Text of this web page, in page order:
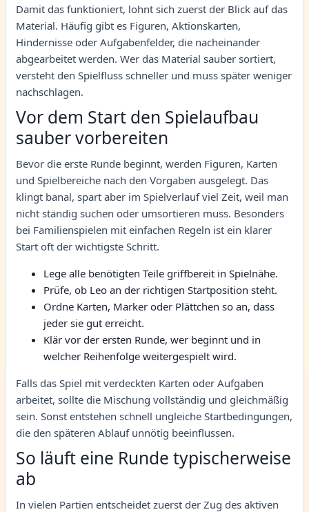
Damit das funktioniert, lohnt sich zuerst der Blick auf das
Material. Häufig gibt es Figuren, Aktionskarten,
Hindernisse oder Aufgabenfelder, die nacheinander
abgearbeitet werden. Wer das Material sauber sortiert,
versteht den Spielfluss schneller und muss später weniger
nachschlagen.
Vor dem Start den Spielaufbau
sauber vorbereiten
Bevor die erste Runde beginnt, werden Figuren, Karten
und Spielbereiche nach den Vorgaben ausgelegt. Das
klingt banal, spart aber im Spielverlauf viel Zeit, weil man
nicht ständig suchen oder umsortieren muss. Besonders
bei Familienspielen mit einfachen Regeln ist ein klarer
Start oft der wichtigste Schritt.
Lege alle benötigten Teile griffbereit in Spielnähe.
Prüfe, ob Leo an der richtigen Startposition steht.
Ordne Karten, Marker oder Plättchen so an, dass
jeder sie gut erreicht.
Klär vor der ersten Runde, wer beginnt und in
welcher Reihenfolge weitergespielt wird.
Falls das Spiel mit verdeckten Karten oder Aufgaben
arbeitet, sollte die Mischung vollständig und gleichmäßig
sein. Sonst entstehen schnell ungleiche Startbedingungen,
die den späteren Ablauf unnötig beeinflussen.
So läuft eine Runde typischerweise
ab
In vielen Partien entscheidet zuerst der Zug des aktiven